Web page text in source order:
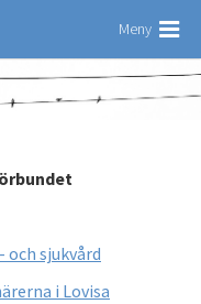
Meny
och sjukvård
i Lovisa